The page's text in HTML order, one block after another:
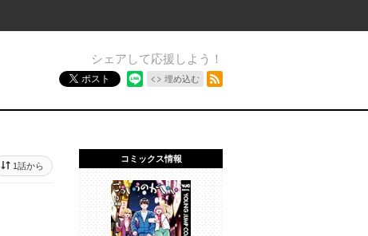
シェアして応援しよう！
ポスト 埋め込む
1話から
コミックス情報